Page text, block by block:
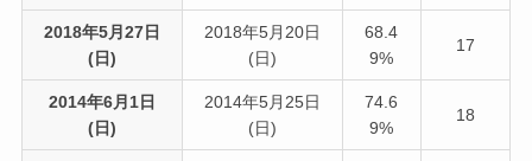
2018年5月27日
(日)
2018年5月20日
(日)
68.4
9%
17
2014年6月1日
(日)
2014年5月25日
(日)
74.6
9%
18